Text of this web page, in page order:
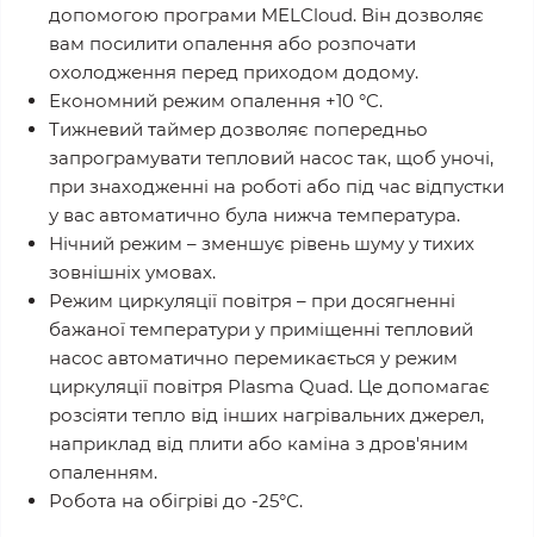
допомогою програми MELCloud. Він дозволяє
вам посилити опалення або розпочати
охолодження перед приходом додому.
Економний режим опалення +10 °C.
Тижневий таймер дозволяє попередньо
запрограмувати тепловий насос так, щоб уночі,
при знаходженні на роботі або під час відпустки
у вас автоматично була нижча температура.
Нічний режим – зменшує рівень шуму у тихих
зовнішніх умовах.
Режим циркуляції повітря – при досягненні
бажаної температури у приміщенні тепловий
насос автоматично перемикається у режим
циркуляції повітря Plasma Quad. Це допомагає
розсіяти тепло від інших нагрівальних джерел,
наприклад від плити або каміна з дров'яним
опаленням.
Робота на обігріві до -25°С.